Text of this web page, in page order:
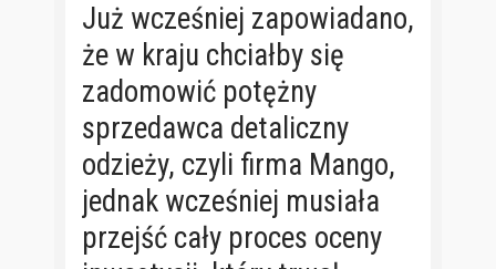
Już wcześniej zapowiadano,
że w kraju chciałby się
zadomowić potężny
sprzedawca detaliczny
odzieży, czyli firma Mango,
jednak wcześniej musiała
przejść cały proces oceny